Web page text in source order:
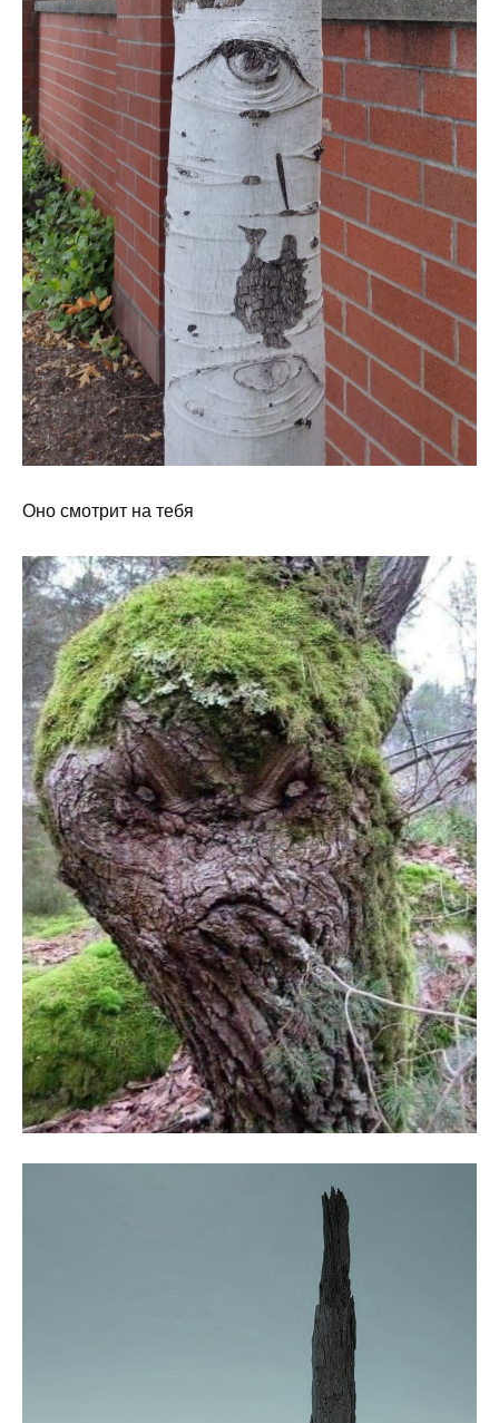
Оно смотрит на тебя